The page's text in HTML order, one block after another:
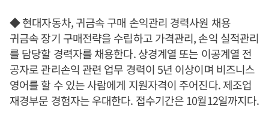
◆ 현대자동차, 귀금속 구매 손익관리 경력사원 채용
귀금속 장기 구매전략을 수립하고 가격관리, 손익 실적관리
를 담당할 경력자를 채용한다. 상경계열 또는 이공계열 전
공자로 관리손익 관련 업무 경력이 5년 이상이며 비즈니스
영어를 할 수 있는 사람에게 지원자격이 주어진다. 제조업
재경부문 경험자는 우대한다. 접수기간은 10월12일까지다.